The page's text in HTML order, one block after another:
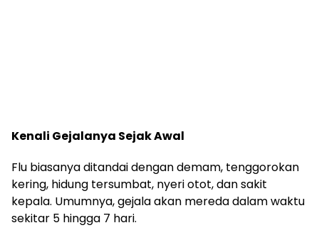
Kenali Gejalanya Sejak Awal
Flu biasanya ditandai dengan demam, tenggorokan
kering, hidung tersumbat, nyeri otot, dan sakit
kepala. Umumnya, gejala akan mereda dalam waktu
sekitar 5 hingga 7 hari.